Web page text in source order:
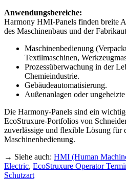
Anwendungsbereiche:
Harmony HMI-Panels finden breite
des Maschinenbaus und der
Maschinenbedienung
Textilmaschinen,
Prozessüberwachung in der
Chemieindustrie.
Gebäudeautomatisierung.
Außenanlagen oder
Die Harmony-Panels sind ein
EcoStruxure-Portfolios von
zuverlässige und flexible Lösung für
Maschinenbedienung.
→ Siehe auch: HMI (Human
Electric, EcoStruxure Operator
Schutzart